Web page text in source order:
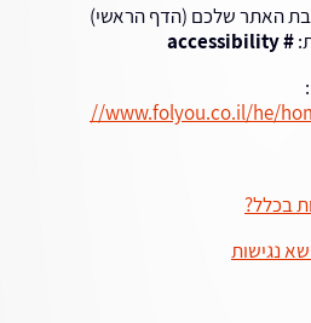
האתר שלכם (הדף הראשי)
# accessibility
http://www.folyou.co.il/he/
בכלל?
נגישות